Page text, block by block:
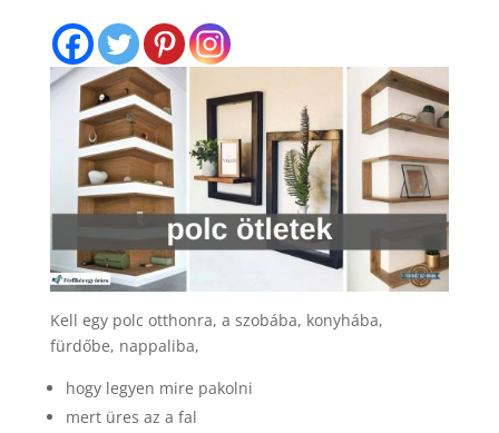
Kell egy polc otthonra, a szobába, konyhába,
fürdőbe, nappaliba,
hogy legyen mire pakolni
mert üres az a fal